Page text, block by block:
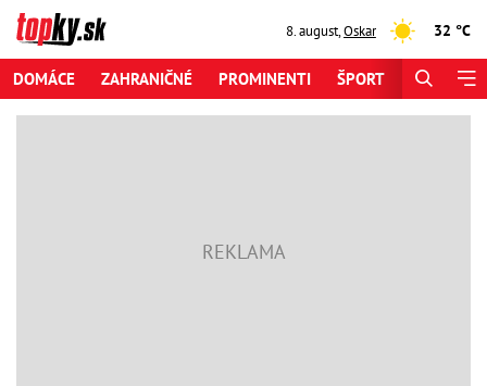
8. august,Oskar 32 °C
DOMÁCE ZAHRANIČNÉ PROMINENTI ŠPORT